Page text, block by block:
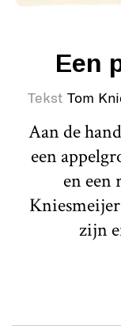
Een
Tekst Tom
Aan de
een
en een
zijn